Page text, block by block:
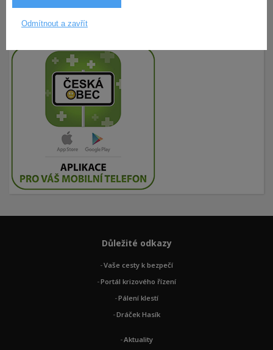
Odmítnout a zavřít
Důležité odkazy
Vaše cesty k bezpečí
Portál krizového řízení
Pálení klestí
Dráček Hasík
Aktuality